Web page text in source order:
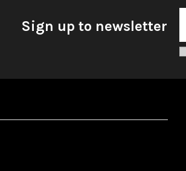
Sign up to newsletter